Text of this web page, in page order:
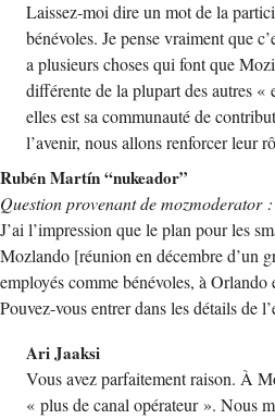
Laissez-moi dire un mot de la
bénévoles. Je pense vraiment que
a plusieurs choses qui font que
différente de la plupart des autres «
elles est sa communauté de
l’avenir, nous allons renforcer leur
Rubén Martín “nukeador”
Question provenant de mozmoderator :
J’ai l’impression que le plan pour les
Mozlando [réunion en décembre d’un
employés comme bénévoles, à
Pouvez-vous entrer dans les détails de
Ari Jaaksi
Vous avez parfaitement raison. À
« plus de canal opérateur ». Nous